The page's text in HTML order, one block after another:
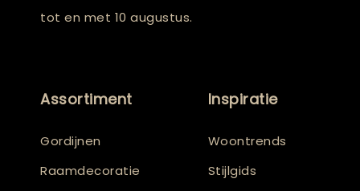
tot en met 10 augustus.
Assortiment
Gordijnen
Raamdecoratie
Inspiratie
Woontrends
Stijlgids